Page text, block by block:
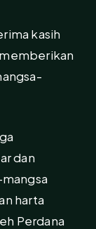
kasih
dan
harta
Perdana